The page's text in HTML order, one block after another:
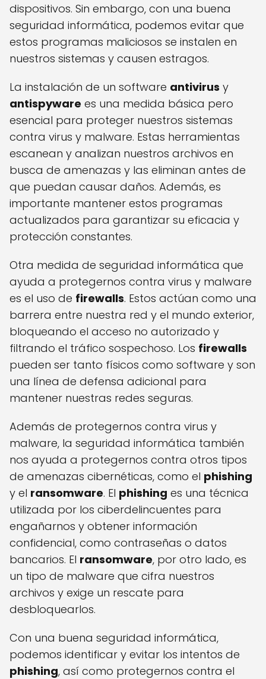
dispositivos. Sin embargo, con una buena
seguridad informática, podemos evitar que
estos programas maliciosos se instalen en
nuestros sistemas y causen estragos.
La instalación de un software antivirus y
antispyware es una medida básica pero
esencial para proteger nuestros sistemas
contra virus y malware. Estas herramientas
escanean y analizan nuestros archivos en
busca de amenazas y las eliminan antes de
que puedan causar daños. Además, es
importante mantener estos programas
actualizados para garantizar su eficacia y
protección constantes.
Otra medida de seguridad informática que
ayuda a protegernos contra virus y malware
es el uso de firewalls. Estos actúan como una
barrera entre nuestra red y el mundo exterior,
bloqueando el acceso no autorizado y
filtrando el tráfico sospechoso. Los firewalls
pueden ser tanto físicos como software y son
una línea de defensa adicional para
mantener nuestras redes seguras.
Además de protegernos contra virus y
malware, la seguridad informática también
nos ayuda a protegernos contra otros tipos
de amenazas cibernéticas, como el phishing
y el ransomware. El phishing es una técnica
utilizada por los ciberdelincuentes para
engañarnos y obtener información
confidencial, como contraseñas o datos
bancarios. El ransomware, por otro lado, es
un tipo de malware que cifra nuestros
archivos y exige un rescate para
desbloquearlos.
Con una buena seguridad informática,
podemos identificar y evitar los intentos de
phishing, así como protegernos contra el